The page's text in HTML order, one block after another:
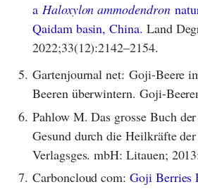
a Haloxylon ammodendron
Qaidam basin, China. Land
2022;33(12):2142–2154.
5. Gartenjournal net: Goji-Beere
Beeren überwintern. Goji-
6. Pahlow M. Das grosse Buch
Gesund durch die Heilkräfte
Verlagsges. mbH: Litauen;
7. Carboncloud com:Goji Berries